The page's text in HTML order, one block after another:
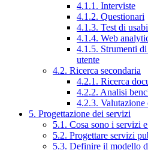
4.1.1. Interviste
4.1.2. Questionari
4.1.3. Test di
4.1.4. Web
4.1.5. Strumenti di
utente
4.2. Ricerca secondaria
4.2.1. Ricerca
4.2.2. Analisi
4.2.3. Valutazione
5. Progettazione dei servizi
5.1. Cosa sono i servizi
5.2. Progettare servizi
5.3. Definire il modello